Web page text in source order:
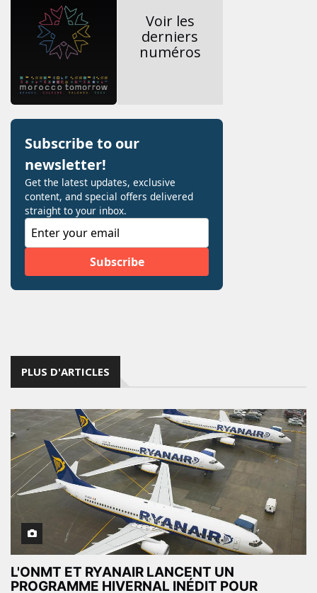
Voir les
derniers
numéros
PLUS D'ARTICLES
L'ONMT ET RYANAIR LANCENT UN
PROGRAMME HIVERNAL INÉDIT POUR